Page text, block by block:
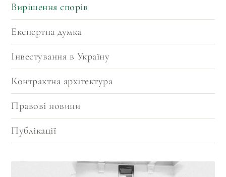
стягненні активів в Україні.
Вирішення спорів
Експертна думка
Інвестування в Україну
Контрактна архітектура
Правові новини
Публікації